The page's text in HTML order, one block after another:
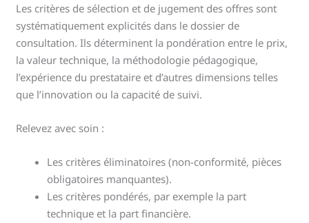
Les critères de sélection et de jugement des offres sont
systématiquement explicités dans le dossier de
consultation. Ils déterminent la pondération entre le prix,
la valeur technique, la méthodologie pédagogique,
l’expérience du prestataire et d’autres dimensions telles
que l’innovation ou la capacité de suivi.
Relevez avec soin :
Les critères éliminatoires (non-conformité, pièces
obligatoires manquantes).
Les critères pondérés, par exemple la part
technique et la part financière.